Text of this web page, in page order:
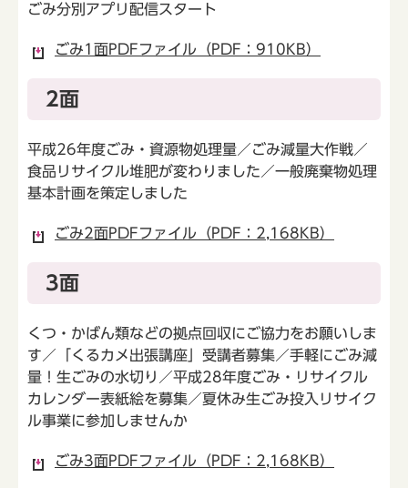
ごみ分別アプリ配信スタート
ごみ1面PDFファイル（PDF：910KB）
2面
平成26年度ごみ・資源物処理量／ごみ減量大作戦／
食品リサイクル堆肥が変わりました／一般廃棄物処理
基本計画を策定しました
ごみ2面PDFファイル（PDF：2,168KB）
3面
くつ・かばん類などの拠点回収にご協力をお願いしま
す／「くるカメ出張講座」受講者募集／手軽にごみ減
量！生ごみの水切り／平成28年度ごみ・リサイクル
カレンダー表紙絵を募集／夏休み生ごみ投入リサイク
ル事業に参加しませんか
ごみ3面PDFファイル（PDF：2,168KB）